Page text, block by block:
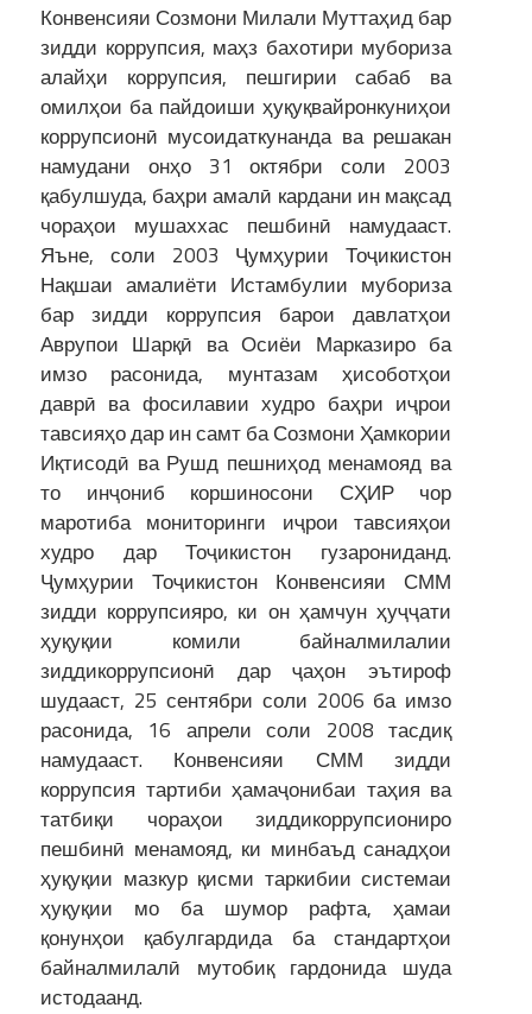
Конвенсияи Созмони Милали Муттаҳид бар
зидди коррупсия, маҳз бахотири мубориза
алайҳи коррупсия, пешгирии сабаб ва
омилҳои ба пайдоиши ҳуқуқвайронкуниҳои
коррупсионӣ мусоидаткунанда ва решакан
намудани онҳо 31 октябри соли 2003
қабулшуда, баҳри амалӣ кардани ин мақсад
чораҳои мушаххас пешбинӣ намудааст.
Яъне, соли 2003 Ҷумҳурии Тоҷикистон
Нақшаи амалиёти Истамбулии мубориза
бар зидди коррупсия барои давлатҳои
Аврупои Шарқӣ ва Осиёи Марказиро ба
имзо расонида, мунтазам ҳисоботҳои
даврӣ ва фосилавии худро баҳри иҷрои
тавсияҳо дар ин самт ба Созмони Ҳамкории
Иқтисодӣ ва Рушд пешниҳод менамояд ва
то инҷониб коршиносони СҲИР чор
маротиба мониторинги иҷрои тавсияҳои
худро дар Тоҷикистон гузарониданд.
Ҷумҳурии Тоҷикистон Конвенсияи СММ
зидди коррупсияро, ки он ҳамчун ҳуҷҷати
ҳуқуқии комили байналмилалии
зиддикоррупсионӣ дар ҷаҳон эътироф
шудааст, 25 сентябри соли 2006 ба имзо
расонида, 16 апрели соли 2008 тасдиқ
намудааст. Конвенсияи СММ зидди
коррупсия тартиби ҳамаҷонибаи таҳия ва
татбиқи чораҳои зиддикоррупсиониро
пешбинӣ менамояд, ки минбаъд санадҳои
ҳуқуқии мазкур қисми таркибии системаи
ҳуқуқии мо ба шумор рафта, ҳамаи
қонунҳои қабулгардида ба стандартҳои
байналмилалӣ мутобиқ гардонида шуда
истодаанд.